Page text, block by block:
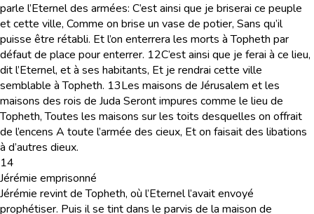
parle l’Eternel des armées: C’est ainsi que je briserai ce peuple
et cette ville, Comme on brise un vase de potier, Sans qu’il
puisse être rétabli. Et l’on enterrera les morts à Topheth par
défaut de place pour enterrer. 12C’est ainsi que je ferai à ce lieu,
dit l’Eternel, et à ses habitants, Et je rendrai cette ville
semblable à Topheth. 13Les maisons de Jérusalem et les
maisons des rois de Juda Seront impures comme le lieu de
Topheth, Toutes les maisons sur les toits desquelles on offrait
de l’encens A toute l’armée des cieux, Et on faisait des libations
à d’autres dieux.
14
Jérémie emprisonné
Jérémie revint de Topheth, où l’Eternel l’avait envoyé
prophétiser. Puis il se tint dans le parvis de la maison de